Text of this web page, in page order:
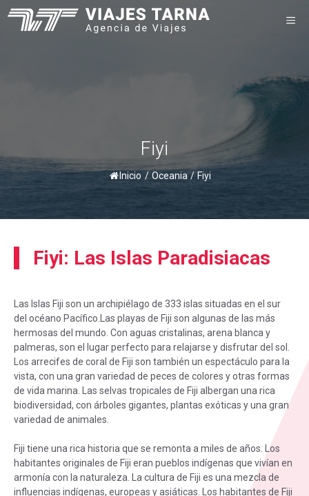
Saltar
Fiyi
Inicio / Oceania / Fiyi
Fiyi: Las Islas Paradisiacas
Las Islas Fiji son un archipiélago de 333 islas situadas en el sur
del océano Pacífico.Las playas de Fiji son algunas de las más
hermosas del mundo. Con aguas cristalinas, arena blanca y
palmeras, son el lugar perfecto para relajarse y disfrutar del sol.
Los arrecifes de coral de Fiji son también un espectáculo para la
vista, con una gran variedad de peces de colores y otras formas
de vida marina. Las selvas tropicales de Fiji albergan una rica
biodiversidad, con árboles gigantes, plantas exóticas y una gran
variedad de animales.
Fiji tiene una rica historia que se remonta a miles de años. Los
habitantes originales de Fiji eran pueblos indígenas que vivían en
armonía con la naturaleza. La cultura de Fiji es una mezcla de
influencias indígenas, europeas y asiáticas. Los habitantes de Fiji